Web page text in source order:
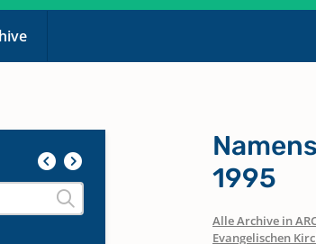
1995
Alle Archive in
Evangelischen